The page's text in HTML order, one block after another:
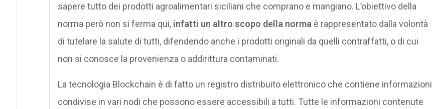
sapere tutto dei prodotti agroalimentari siciliani che comprano e mangiano. L’obiettivo della
norma però non si ferma qui, infatti un altro scopo della norma è rappresentato dalla volontà
di tutelare la salute di tutti, difendendo anche i prodotti originali da quelli contraffatti, o di cui
non si conosce la provenienza o addirittura contaminati.
La tecnologia Blockchain è di fatto un registro distribuito elettronico che contiene informazioni
condivise in vari nodi che possono essere accessibili a tutti. Tutte le informazioni contenute